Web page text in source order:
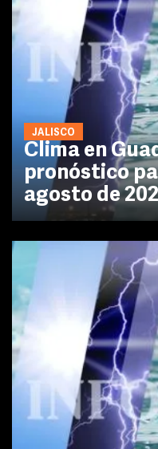
JALISCO
Clima en
pronóstico
agosto de